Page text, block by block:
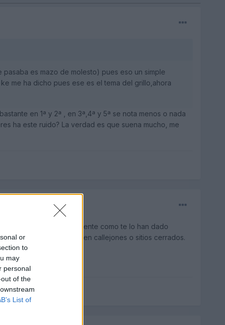
or
to
may
personal
of the
List of
es mazo de molesto) pues eso un simple
me ha dicho pues ese es el tema del grillo,ahora
en 1ª y 2ª , en 3ª,4ª y 5ª se nota menos o nada
ha este ruido? La verdad es que suena mucho, me
mas detenidamente como te lo han dado
audible cuando estan en callejones o sitios cerrados.